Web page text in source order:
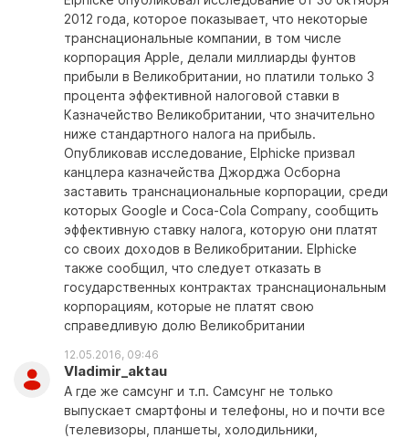
2012 года, которое показывает, что некоторые
транснациональные компании, в том числе
корпорация Apple, делали миллиарды фунтов
прибыли в Великобритании, но платили только 3
процента эффективной налоговой ставки в
Казначейство Великобритании, что значительно
ниже стандартного налога на прибыль.
Опубликовав исследование, Elphicke призвал
канцлера казначейства Джорджа Осборна
заставить транснациональные корпорации, среди
которых Google и Coca-Cola Company, сообщить
эффективную ставку налога, которую они платят
со своих доходов в Великобритании. Elphicke
также сообщил, что следует отказать в
государственных контрактах транснациональным
корпорациям, которые не платят свою
справедливую долю Великобритании
12.05.2016, 09:46
Vladimir_aktau
А где же самсунг и т.п. Самсунг не только
выпускает смартфоны и телефоны, но и почти все
(телевизоры, планшеты, холодильники,